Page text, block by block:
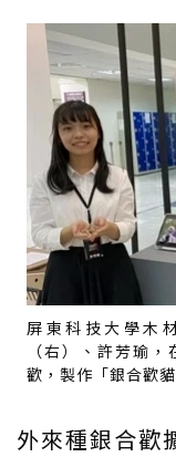
屏東科技大學木
（右）、許芳瑜
歡，製作「銀合歡
外來種銀合歡